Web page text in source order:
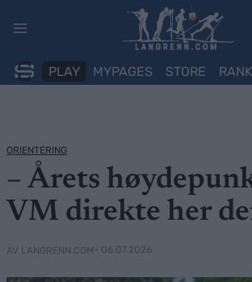
PLAY MYPAGES STORE
ORIENTERING
– Årets
VM direkte her
AV LANGRENN.COM • 06.07.2026